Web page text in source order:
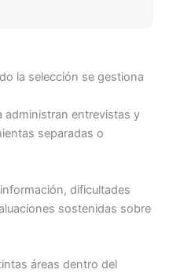
la selección se gestiona
administran entrevistas y
separadas o
dificultades
sostenidas sobre
áreas dentro del